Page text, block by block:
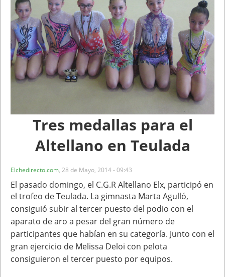
Tres medallas para el
Altellano en Teulada
Elchedirecto.com, 28 de Mayo, 2014 - 09:43
El pasado domingo, el C.G.R Altellano Elx, participó en
el trofeo de Teulada. La gimnasta Marta Agulló,
consiguió subir al tercer puesto del podio con el
aparato de aro a pesar del gran número de
participantes que habían en su categoría. Junto con el
gran ejercicio de Melissa Deloi con pelota
consiguieron el tercer puesto por equipos.